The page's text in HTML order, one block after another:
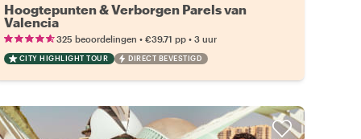
Hoogtepunten & Verborgen Parels van
Valencia
325 beoordelingen • €39.71 pp• 3 uur
CITY HIGHLIGHT TOUR DIRECT BEVESTIGD